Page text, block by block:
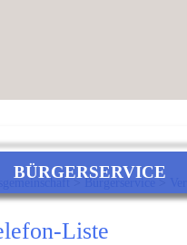
BÜRGERSERVICE
>Bürgerservice>
Liste